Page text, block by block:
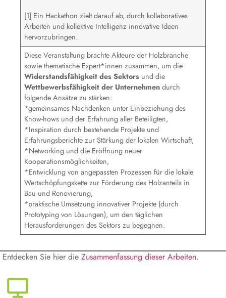
[1] Ein Hackathon zielt darauf ab, durch kollaboratives
Arbeiten und kollektive Intelligenz innovative Ideen
hervorzubringen.
Diese Veranstaltung brachte Akteure der Holzbranche
sowie thematische Expert*innen zusammen, um die
Widerstandsfähigkeit des Sektors und die
Wettbewerbsfähigkeit der Unternehmen durch
folgende Ansätze zu stärken:
*gemeinsames Nachdenken unter Einbeziehung des
Know-hows und der Erfahrung aller Beteiligten,
*Inspiration durch bestehende Projekte und
Erfahrungsberichte zur Stärkung der lokalen Wirtschaft,
*Networking und die Eröffnung neuer
Kooperationsmöglichkeiten,
*Entwicklung von angepassten Prozessen für die lokale
Wertschöpfungskette zur Förderung des Holzanteils in
Bau und Renovierung,
*praktische Umsetzung innovativer Projekte (durch
Prototyping von Lösungen), um den täglichen
Herausforderungen des Sektors zu begegnen.
Entdecken Sie hier die Zusammenfassung dieser Arbeiten.